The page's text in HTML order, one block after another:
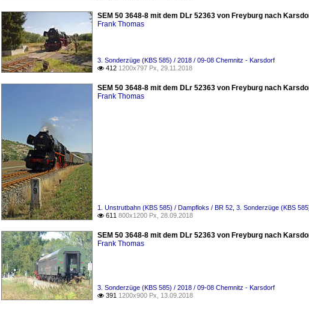
SEM 50 3648-8 mit dem DLr 52363 von Freyburg nach
Frank Thomas
3. Sonderzüge (KBS 585) / 2018 / 09-08 Chemnitz - Karsdorf
 412 1200x797 Px, 29.11.2018
SEM 50 3648-8 mit dem DLr 52363 von Freyburg nach
Frank Thomas
1. Unstrutbahn (KBS 585) / Dampfloks / BR 52 3. Sonderzüge (KBS
 611 800x1200 Px, 28.09.2018
SEM 50 3648-8 mit dem DLr 52363 von Freyburg nach
Frank Thomas
3. Sonderzüge (KBS 585) / 2018 / 09-08 Chemnitz - Karsdorf
 391 1200x900 Px, 13.09.2018